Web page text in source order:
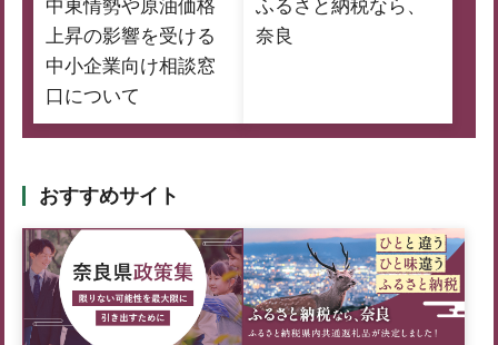
中東情勢や原油価格
上昇の影響を受ける
中小企業向け相談窓
口について
ふるさと納税なら、
奈良
おすすめサイト